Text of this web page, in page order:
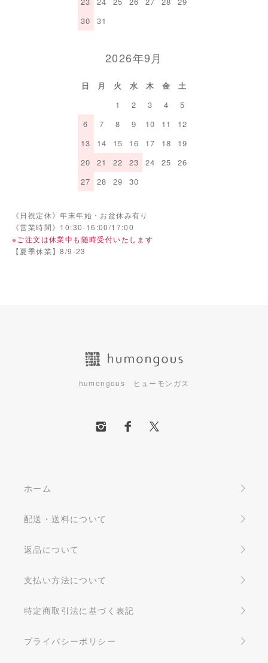
30
31
2026年9月
日 月 火 水 木 金
土
1
2 3 4
5
6
7 8 9 10 11
12
13
14 15 16 17 18
19
20
21 22 23 24 25
26
27
28 29 30
《日祝定休》年末年始・お盆休み有り
《営業時間》10:30-16:00/17:00
※ご注文は休業中も随時受付いたします
【夏季休業】8/9-23
humongous ヒューモンガス
ホーム
配送・送料について
返品について
支払い方法について
特定商取引法に基づく表記
プライバシーポリシー